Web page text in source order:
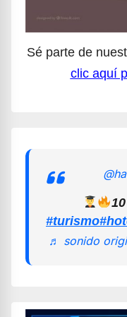
Sé parte de
clic aquí
#turismo
♬ sonido